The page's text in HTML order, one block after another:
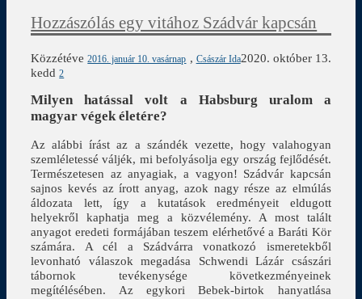
Hozzászólás egy vitához Szádvár kapcsán
Közzétéve2016. január 10. vasárnap , Császár Ida2020. október 13.
kedd 2
Milyen hatással volt a Habsburg uralom a
magyar végek életére?
Az alábbi írást az a szándék vezette, hogy valahogyan
szemléletessé váljék, mi befolyásolja egy ország fejlődését.
Természetesen az anyagiak, a vagyon! Szádvár kapcsán
sajnos kevés az írott anyag, azok nagy része az elmúlás
áldozata lett, így a kutatások eredményeit eldugott
helyekről kaphatja meg a közvélemény. A most talált
anyagot eredeti formájában teszem elérhetővé a Baráti Kör
számára. A cél a Szádvárra vonatkozó ismeretekből
levonható válaszok megadása Schwendi Lázár császári
tábornok tevékenysége következményeinek
megítélésében. Az egykori Bebek-birtok hanyatlása